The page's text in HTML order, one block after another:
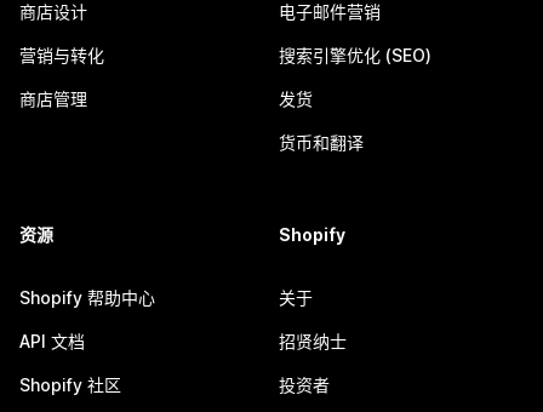
商店设计
营销与转化
商店管理
电子邮件营销
搜索引擎优化 (SEO)
发货
货币和翻译
资源
Shopify 帮助中心
API 文档
Shopify 社区
Shopify
关于
招贤纳士
投资者